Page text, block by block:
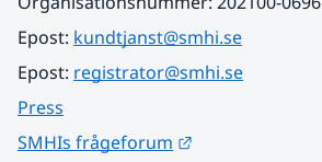
Epost: kundtjanst@smhi.se
Epost: registrator@smhi.se
Press
SMHIs frågeforum